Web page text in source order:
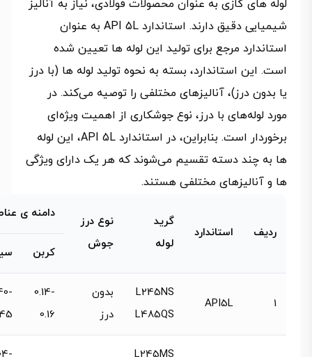
لوله‌ های گازی به عنوان محصولات فولادی، نیاز به آنالیز
شیمیایی دقیق دارند. استاندارد API 5L به عنوان
استاندارد مرجع برای تولید این لوله‌ ها تعیین شده
است. این استاندارد، بسته به نحوه تولید لوله‌ ها (با درز
یا بدون درز)، آنالیزهای مختلفی را توصیه می‌کند. در
مورد لوله‌های با درز، نوع جوشکاری از اهمیت ویژه‌ای
برخوردار است. بنابراین، در استاندارد API 5L، این لوله‌
ها به چند دسته تقسیم می‌شوند که هر یک دارای ویژگی‌
ها و آنالیزهای مختلفی هستند.
ردیف استاندارد
گرید
لوله
نوع درز
جوش
دامنه ی
کربن
1
API5L
L245NS
L485QS
بدون
درز
0.14-
0.16